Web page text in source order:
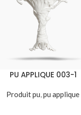
PU APPLIQUE 003-1
Produit pu,pu applique